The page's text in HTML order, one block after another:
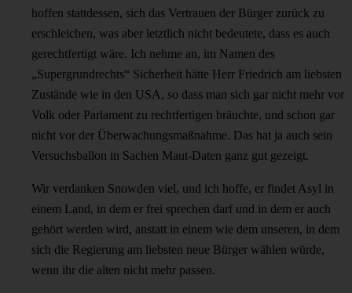
hoffen stattdessen, sich das Vertrauen der Bürger zurück zu
erschleichen, was aber letztlich nicht bedeutete, dass es auch
gerechtfertigt wäre. Ich nehme an, im Namen des
„Supergrundrechts“ Sicherheit hätte Herr Friedrich am liebsten
Zustände wie in den USA, so dass man sich gar nicht mehr vor
Volk oder Parlament zu rechtfertigen bräuchte, und schon gar
nicht vor der Überwachungsmaßnahme. Das hat ja auch sein
Versuchsballon in Sachen Maut-Daten ganz gut gezeigt.
Wir verdanken Snowden viel, und ich hoffe, er findet Asyl in
einem Land, in dem er frei sprechen darf und in dem er auch
gehört werden wird, anstatt in einem wie dem unseren, in dem
sich die Regierung am liebsten neue Bürger wählen würde,
wenn ihr die alten nicht mehr passen.